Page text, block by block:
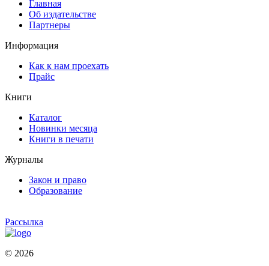
Главная
Об издательстве
Партнеры
Информация
Как к нам проехать
Прайс
Книги
Каталог
Новинки месяца
Книги в печати
Журналы
Закон и право
Образование
Рассылка
© 2026